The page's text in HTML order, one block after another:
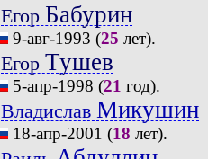
Егор Бабурин
9-авг-1993 (25 лет).
Егор Тушев
5-апр-1998 (21 год).
Владислав Микушин
18-апр-2001 (18 лет).